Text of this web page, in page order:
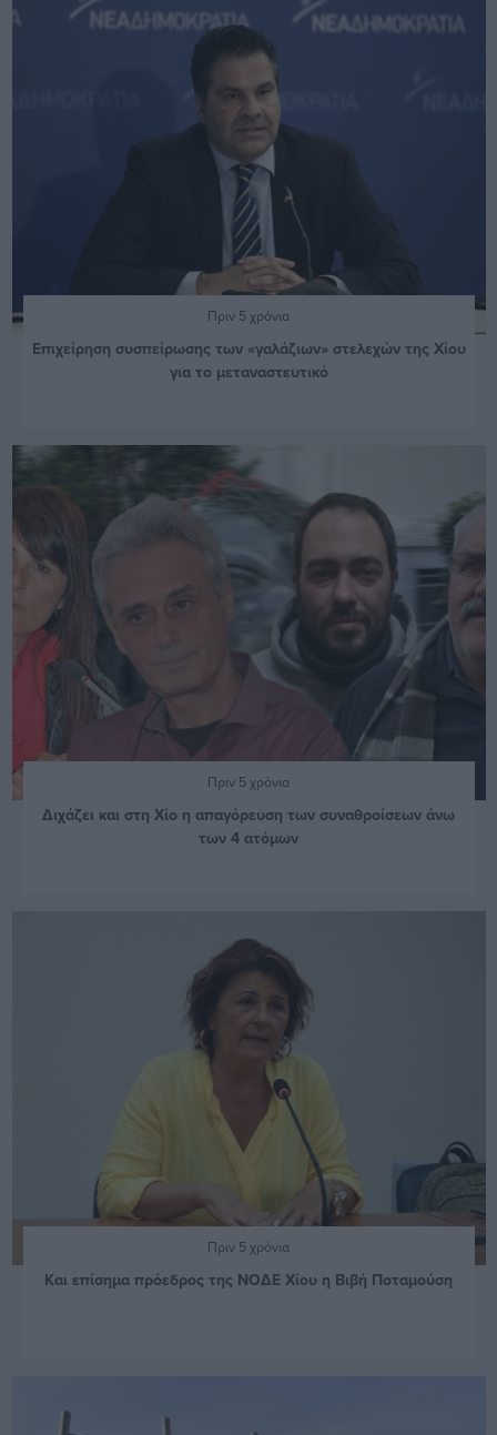
Πριν 5 χρόνια
Επιχείρηση συσπείρωσης των «γαλάζιων» στελεχών της Χίου
για το μεταναστευτικό
Πριν 5 χρόνια
Διχάζει και στη Χίο η απαγόρευση των συναθροίσεων άνω
των 4 ατόμων
Πριν 5 χρόνια
Και επίσημα πρόεδρος της ΝΟΔΕ Χίου η Βιβή Ποταμούση